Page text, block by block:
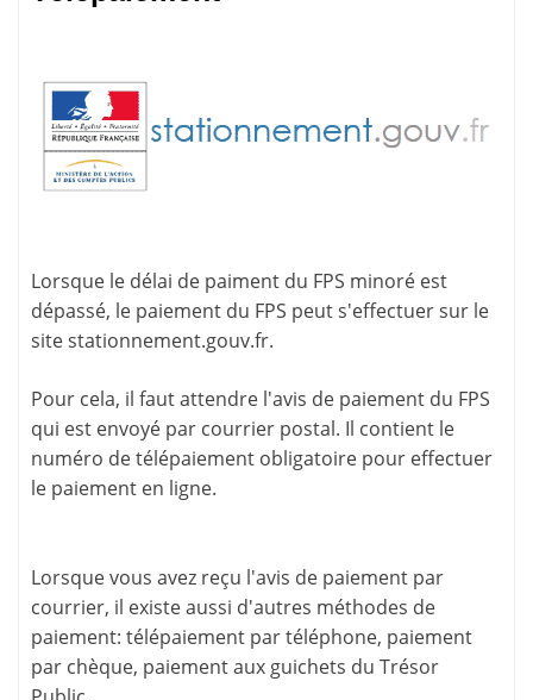
Lorsque le délai de paiment du FPS minoré est
dépassé, le paiement du FPS peut s'effectuer sur le
sitestationnement.gouv.fr.
Pour cela, il faut attendre l'avis de paiement du FPS
qui est envoyé par courrier postal. Il contient le
numéro de télépaiement obligatoire pour effectuer
le paiement en ligne.
Lorsque vous avez reçu l'avis de paiement par
courrier, il existe aussi d'autres méthodes de
paiement: télépaiement par téléphone, paiement
par chèque, paiement aux guichets du Trésor